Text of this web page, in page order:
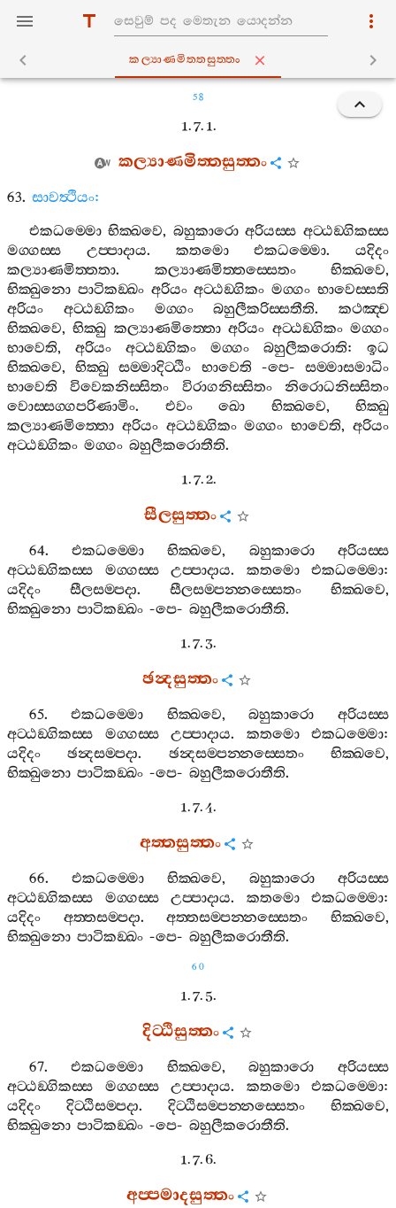
කල්‍යාණමිත‍්තසුත‍්තං
58
1. 7. 1.
කල්‍යාණමිත‍්තසුත‍්තං
63. සාවත්‍ථියං:
එකධම‍්මො භික‍්ඛවෙ, බහුකාරො අරියස‍්ස අට‍්ඨඞ‍්ගිකස‍්ස
මග‍්ගස‍්ස
උප‍්පාදාය. කතමො එකධම‍්මො. යදිදං
කල්‍යාණමිත‍්තතා. කල්‍යාණමිත‍්තස‍්සෙතං භික‍්ඛවෙ,
භික‍්ඛුනො පාටිකඞ‍්ඛං අරියං අට‍්ඨඞ‍්ගිකං මග‍්ගං භාවෙස‍්සති
අරියං
අට‍්ඨඞ‍්ගිකං මග‍්ගං බහුලීකරිස‍්සතීති. කථඤ‍්ච
භික‍්ඛවෙ,භික‍්ඛු කල්‍යාණමිත‍්තො අරියං අට‍්ඨඞ‍්ගිකං මග‍්ගං
භාවෙති, අරියං අට‍්ඨඞ‍්ගිකං මග‍්ගං බහුලීකරොති: ඉධ
භික‍්ඛවෙ,භික‍්ඛු සම‍්මාදිට‍්ඨිං භාවෙති -පෙ-සම‍්මාසමාධිං
භාවෙති
විවෙකනිස‍්සිතං විරාගනිස‍්සිතං
නිරොධනිස‍්සිතං
වොස‍්සග‍්ගපරිණාමිං. එවං ඛො භික‍්ඛවෙ, භික‍්ඛු
කල්‍යාණමිත‍්තො අරියං අට‍්ඨඞ‍්ගිකං මග‍්ගං භාවෙති,අරියං
අට‍්ඨඞ‍්ගිකං මග‍්ගං බහුලීකරොතීති.
1. 7. 2.
සීලසුත‍්තං
64. එකධම‍්මො භික‍්ඛවෙ, බහුකාරො
අරියස‍්ස
අට‍්ඨඞ‍්ගිකස‍්ස
මග‍්ගස‍්ස උප‍්පාදාය. කතමො එකධම‍්මො:
යදිදං
සීලසම‍්පදා. සීලසම‍්පන‍්නස‍්සෙතං භික‍්ඛවෙ,
භික‍්ඛුනො පාටිකඞ‍්ඛං -පෙ- බහුලීකරොතීති.
1. 7. 3.
ඡන්‍දසුත‍්තං
65.එකධම‍්මො භික‍්ඛවෙ,බහුකාරො
අරියස‍්ස
අට‍්ඨඞ‍්ගිකස‍්ස
මග‍්ගස‍්ස උප‍්පාදාය. කතමො එකධම‍්මො:
යදිදං
ඡන්‍දසම‍්පදා. ඡන්‍දසම‍්පන‍්නස‍්සෙතං භික‍්ඛවෙ,
භික‍්ඛුනො පාටිකඞ‍්ඛං -පෙ- බහුලීකරොතීති.
1. 7. 4.
අත‍්තසුත‍්තං
66. එකධම‍්මො භික‍්ඛවෙ, බහුකාරො
අරියස‍්ස
අට‍්ඨඞ‍්ගිකස‍්ස
මග‍්ගස‍්ස උප‍්පාදාය. කතමො එකධම‍්මො:
යදිදං
අත‍්තසම‍්පදා.අත‍්තසම‍්පන‍්නස‍්සෙතං භික‍්ඛවෙ,
භික‍්ඛුනො පාටිකඞ‍්ඛං -පෙ- බහුලීකරොතීති.
60
1. 7. 5.
දිට‍්ඨිසුත‍්තං
67.එකධම‍්මො භික‍්ඛවෙ,බහුකාරො
අරියස‍්ස
අට‍්ඨඞ‍්ගිකස‍්ස
මග‍්ගස‍්ස උප‍්පාදාය. කතමො එකධම‍්මො:
යදිදං
දිට‍්ඨිසම‍්පදා. දිට‍්ඨිසම‍්පන‍්නස‍්සෙතං භික‍්ඛවෙ,
භික‍්ඛුනො පාටිකඞ‍්ඛං -පෙ- බහුලීකරොතීති.
1. 7. 6.
අප‍්පමාදසුත‍්තං